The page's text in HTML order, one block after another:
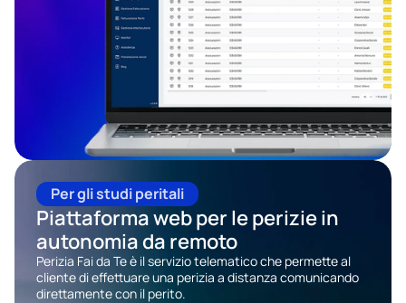
Scopri Global Claims
Per gli studi peritali
Piattaforma web per le perizie in
autonomia da remoto
Perizia Fai da Te è il servizio telematico che permette al
cliente di effettuare una perizia a distanza comunicando
direttamente con il perito.